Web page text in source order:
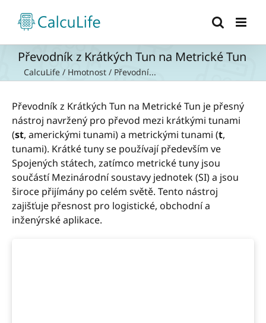
obsah
Převodník z Krátkých Tun na Metrické Tun
CalcuLife / Hmotnost / Převodní...
Převodník z Krátkých Tun na Metrické Tun je přesný
nástroj navržený pro převod mezi krátkými tunami
(st, americkými tunami) a metrickými tunami (t,
tunami). Krátké tuny se používají především ve
Spojených státech, zatímco metrické tuny jsou
součástí Mezinárodní soustavy jednotek (SI) a jsou
široce přijímány po celém světě. Tento nástroj
zajišťuje přesnost pro logistické, obchodní a
inženýrské aplikace.